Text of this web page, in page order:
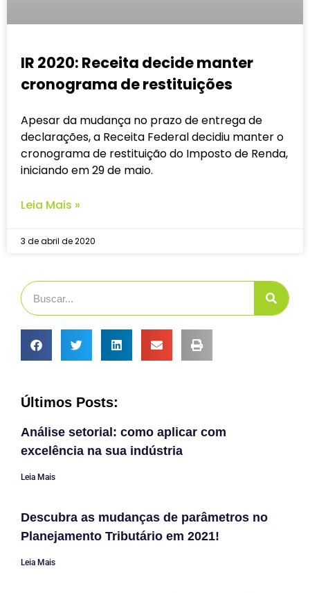
IR 2020: Receita decide manter
cronograma de restituições
Apesar da mudança no prazo de entrega de
declarações, a Receita Federal decidiu manter o
cronograma de restituição do Imposto de Renda,
iniciando em 29 de maio.
Leia Mais »
3 de abril de 2020
Últimos Posts:
Análise setorial: como aplicar com
excelência na sua indústria
Leia Mais
Descubra as mudanças de parâmetros no
Planejamento Tributário em 2021!
Leia Mais